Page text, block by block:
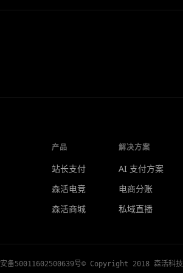
产品
站长支付
森活电竞
森活商城
解决方案
AI 支付方案
电商分账
私域直播
备50011602500639号© Copyright 2018 森活科技